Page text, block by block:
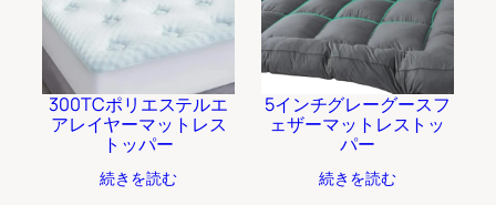
300TCポリエステルエ
アレイヤーマットレス
トッパー
続きを読む
5インチグレーグースフ
ェザーマットレストッ
パー
続きを読む